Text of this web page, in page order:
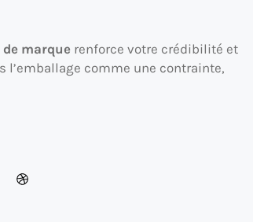
marque renforce votre crédibilité et
comme une contrainte,